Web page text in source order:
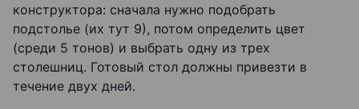
конструктора: сначала нужно подобрать
подстолье (их тут 9), потом определить цвет
(среди 5 тонов) и выбрать одну из трех
столешниц. Готовый стол должны привезти в
течение двух дней.